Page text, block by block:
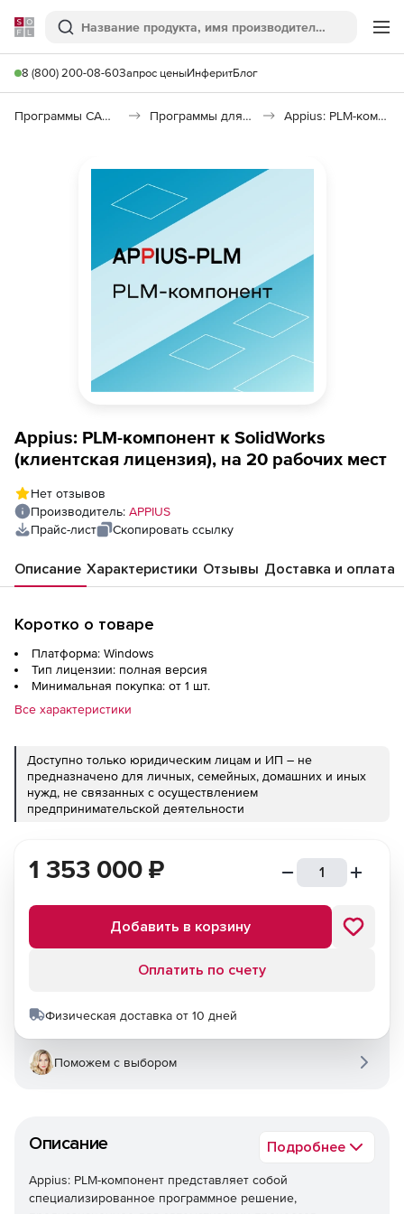
Softline
Поиск
8 (800) 200-08-60Запрос ценыИнферитБлог
Программы САПР и ГИС Программы для машиностроения Appius: PLM-компонент
Appius: PLM-компонент к SolidWorks
(клиентская лицензия), на 20 рабочих мест
Нет отзывов
Производитель: APPIUS
Прайс-лист
Скопировать ссылку
Описание Характеристики Отзывы Доставка и оплата
Коротко о товаре
Платформа: Windows
Тип лицензии: полная версия
Минимальная покупка: от 1 шт.
Все характеристики
Доступно только юридическим лицам и ИП – не
предназначено для личных, семейных, домашних и иных
нужд, не связанных с осуществлением
предпринимательской деятельности
Описание Подробнее
Appius: PLM-компонент представляет собой
специализированное программное решение,
1 353 000 ₽
Добавить в корзину
Оплатить по счету
Физическая доставка от 10 дней
Поможем с выбором